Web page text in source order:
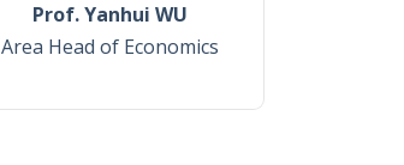
Prof. Yanhui WU
Area Head of Economics